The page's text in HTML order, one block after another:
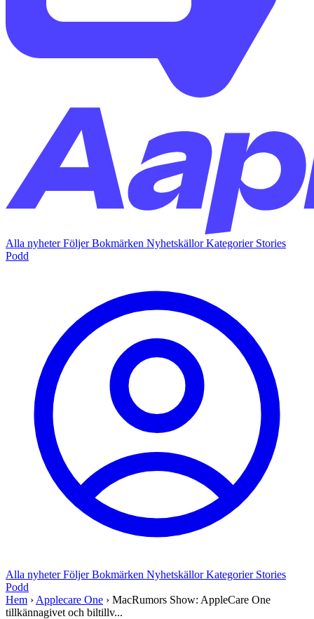
Alla nyheterFöljerBokmärken NyhetskällorKategorier Stories
Podd
Alla nyheterFöljerBokmärken NyhetskällorKategorier Stories
Podd
Hem › Applecare One › MacRumors Show: AppleCare One
tillkännagivet och biltillv...